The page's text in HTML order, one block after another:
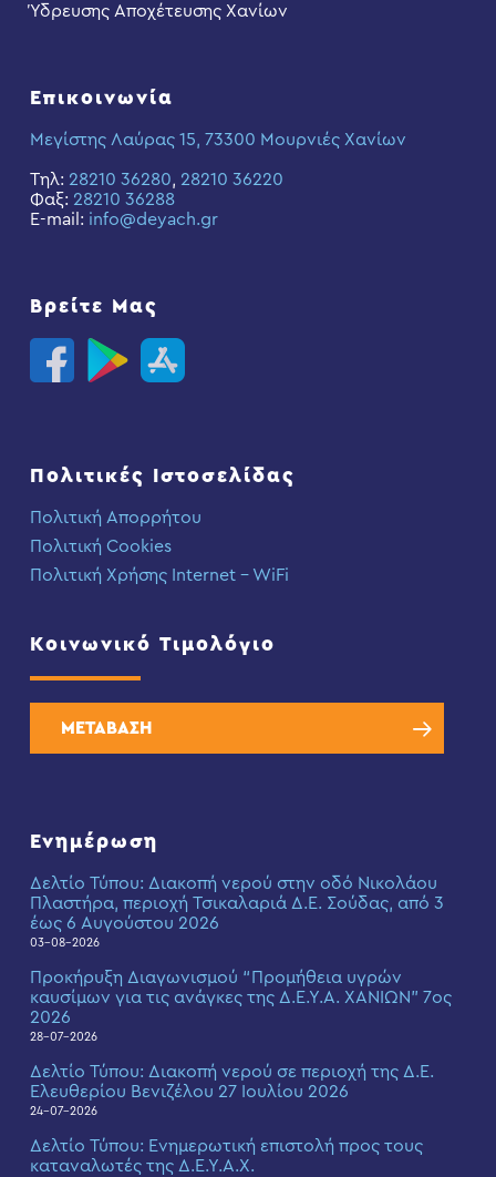
Ύδρευσης Αποχέτευσης Χανίων
Επικοινωνία
Μεγίστης Λαύρας 15, 73300 Μουρνιές Χανίων
Τηλ: 28210 36280, 28210 36220
Φαξ: 28210 36288
E-mail: info@deyach.gr
Βρείτε Μας
Πολιτικές Ιστοσελίδας
Πολιτική Απορρήτου
Πολιτική Cookies
Πολιτική Χρήσης Internet – WiFi
Κοινωνικό Τιμολόγιο
ΜΕΤΑΒΑΣΗ
Ενημέρωση
Δελτίο Τύπου: Διακοπή νερού στην οδό Νικολάου
Πλαστήρα, περιοχή Τσικαλαριά Δ.Ε. Σούδας, από 3
έως 6 Αυγούστου 2026
03-08-2026
Προκήρυξη Διαγωνισμού “Προμήθεια υγρών
καυσίμων για τις ανάγκες της Δ.Ε.Υ.Α. ΧΑΝΙΩΝ” 7ος
2026
28-07-2026
Δελτίο Τύπου: Διακοπή νερού σε περιοχή της Δ.Ε.
Ελευθερίου Βενιζέλου 27 Ιουλίου 2026
24-07-2026
Δελτίο Τύπου: Eνημερωτική επιστολή προς τους
καταναλωτές της Δ.Ε.Υ.Α.Χ.